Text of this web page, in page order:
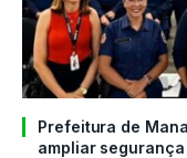
Prefeitura de
ampliar